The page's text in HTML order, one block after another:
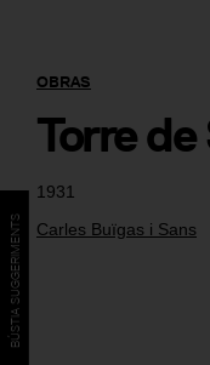
1931
Carles Buïgas i Sans
OBRAS
Torre
BÚSTIA SUGGERIMENTS